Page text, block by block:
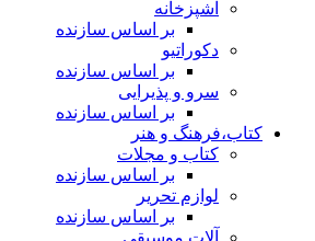
آشپزخانه
بر اساس سازنده
دکوراتیو
بر اساس سازنده
سرو و پذیرایی
بر اساس سازنده
کتاب،فرهنگ و هنر
کتاب و مجلات
بر اساس سازنده
لوازم تحریر
بر اساس سازنده
آلات موسیقی